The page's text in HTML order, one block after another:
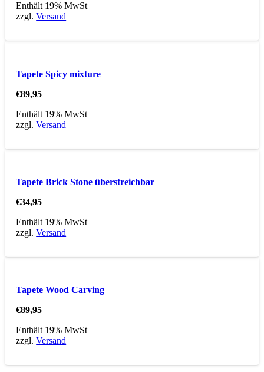
Enthält 19% MwSt
zzgl.Versand
Tapete Spicy mixture
€89,95
Enthält 19% MwSt
zzgl.Versand
Tapete Brick Stone überstreichbar
€34,95
Enthält 19% MwSt
zzgl.Versand
Tapete Wood Carving
€89,95
Enthält 19% MwSt
zzgl.Versand